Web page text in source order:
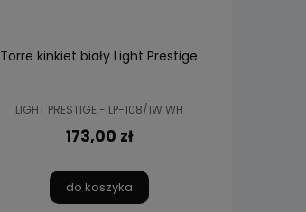
Torre kinkiet biały Light Prestige
LIGHT PRESTIGE - LP-108/1W WH
173,00 zł
do koszyka